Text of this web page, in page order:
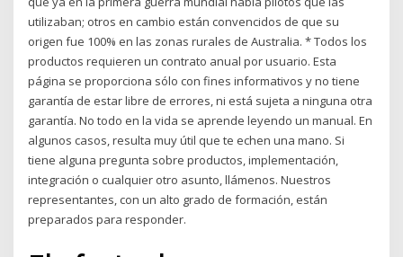
utilizaban; otros en cambio están convencidos de que su
origen fue 100% en las zonas rurales de Australia. * Todos los
productos requieren un contrato anual por usuario. Esta
página se proporciona sólo con fines informativos y no tiene
garantía de estar libre de errores, ni está sujeta a ninguna otra
garantía. No todo en la vida se aprende leyendo un manual. En
algunos casos, resulta muy útil que te echen una mano. Si
tiene alguna pregunta sobre productos, implementación,
integración o cualquier otro asunto, llámenos. Nuestros
representantes, con un alto grado de formación, están
preparados para responder.